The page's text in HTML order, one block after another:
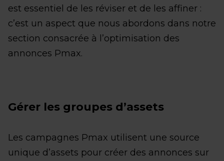
est essentiel de les réviser et de les affiner :
c’est un aspect que nous abordons dans notre
section consacrée à l’optimisation des
annonces Pmax.
Gérer les groupes d’assets
Les campagnes Pmax utilisent une source
unique d’assets pour créer des annonces sur